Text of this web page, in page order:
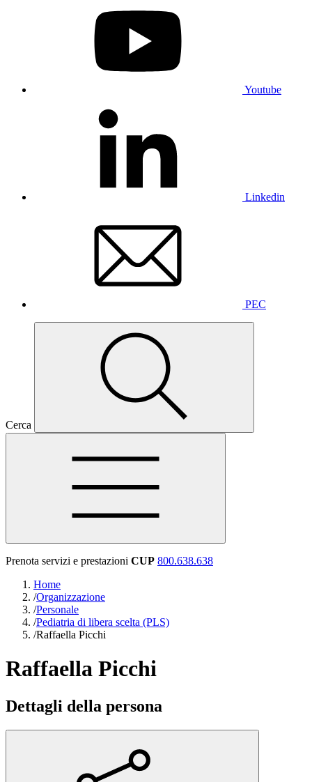
Youtube
Linkedin
PEC
Cerca
Prenota servizi e prestazioni CUP 800.638.638
Home
/Organizzazione
/Personale
/Pediatria di libera scelta (PLS)
/Raffaella Picchi
Raffaella Picchi
Dettagli della persona